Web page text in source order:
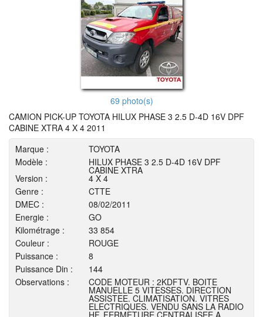
69 photo(s)
CAMION PICK-UP TOYOTA HILUX PHASE 3 2.5 D-4D 16V DPF
CABINE XTRA 4 X 4 2011
Marque :
TOYOTA
Modèle :
HILUX PHASE 3 2.5 D-4D 16V DPF
CABINE XTRA
Version :
4 X 4
Genre :
CTTE
DMEC :
08/02/2011
Energie :
GO
Kilométrage :
33 854
Couleur :
ROUGE
Puissance :
8
Puissance Din :
144
Observations :
CODE MOTEUR : 2KDFTV. BOITE
MANUELLE 5 VITESSES. DIRECTION
ASSISTEE. CLIMATISATION. VITRES
ELECTRIQUES. VENDU SANS LA RADIO
HF. FERMETURE CENTRALISEE A